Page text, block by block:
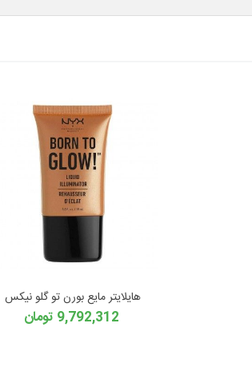
هایلایتر مایع بورن تو گلو نیکس
9,792,312 تومان